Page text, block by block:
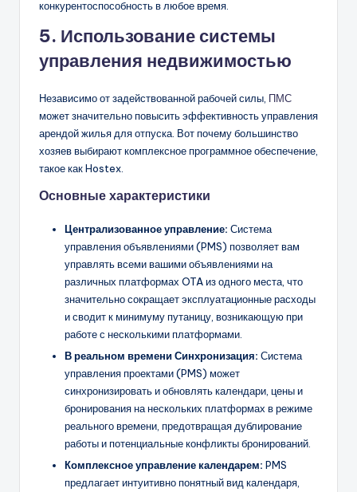
конкурентоспособность в любое время.
5. Использование системы
управления недвижимостью
Независимо от задействованной рабочей силы, ПМС
может значительно повысить эффективность управления
арендой жилья для отпуска. Вот почему большинство
хозяев выбирают комплексное программное обеспечение,
такое как Hostex.
Основные характеристики
Централизованное управление: Система
управления объявлениями (PMS) позволяет вам
управлять всеми вашими объявлениями на
различных платформах OTA из одного места, что
значительно сокращает эксплуатационные расходы
и сводит к минимуму путаницу, возникающую при
работе с несколькими платформами.
В реальном времениСинхронизация: Система
управления проектами (PMS) может
синхронизировать и обновлять календари, цены и
бронирования на нескольких платформах в режиме
реального времени, предотвращая дублирование
работы и потенциальные конфликты бронирований.
Комплексное управление календарем: PMS
предлагает интуитивно понятный вид календаря,